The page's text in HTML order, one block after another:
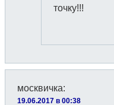
точку!!!
москвичка:
19.06.2017 в 00:38